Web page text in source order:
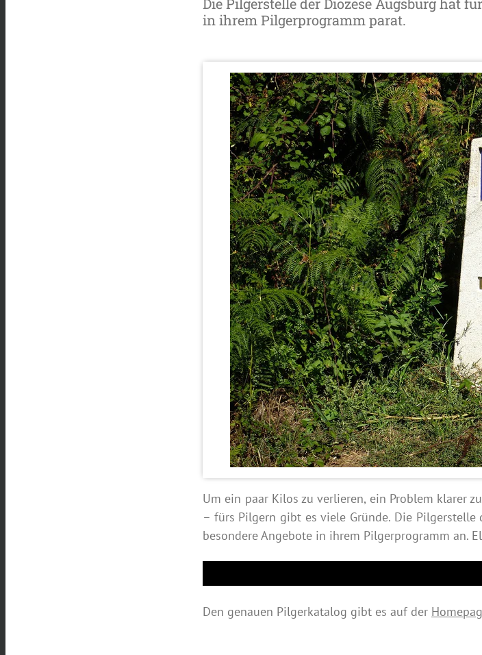
in ihrem Pilgerprogramm parat.
Um ein paar Kilos zu verlieren, ein Problem klarer
– fürs Pilgern gibt es viele Gründe. Die
besondere Angebote in ihrem Pilgerprogramm an.
Den genauen Pilgerkatalog gibt es auf der